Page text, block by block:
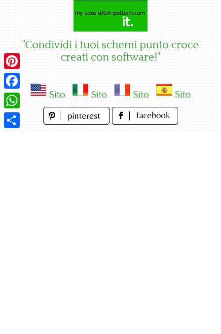
"Condividi i tuoi schemi punto croce
creati con software!"
Sito Sito Sito Sito
Pinterest
Facebook
WhatsApp